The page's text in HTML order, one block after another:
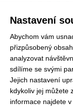
199 Kč
Singing Rock
Nastavení
Abychom vám
přizpůsobený
analyzovat
sdílíme se svými
Jejich nastavení
kdykoliv jej můžete
informace najdete v